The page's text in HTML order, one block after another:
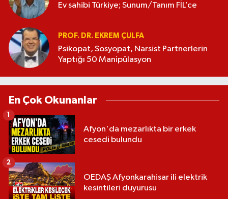
Ev sahibi Türkiye; Sunum/Tanım FİL’ce
PROF. DR. EKREM ÇULFA
Psikopat, Sosyopat, Narsist Partnerlerin
Yaptığı 50 Manipülasyon
En Çok Okunanlar
Afyon'da mezarlıkta bir erkek
cesedi bulundu
1
OEDAŞ Afyonkarahisar ili elektrik
kesintileri duyurusu
2